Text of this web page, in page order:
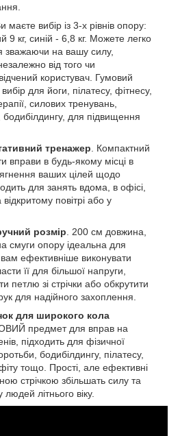
маєте вибір із 3-х рівнів опору:
9 кг, синій - 6,8 кг. Можете легко
зважаючи на вашу силу,
від того чи
користувач. Гумовий
для йоги, пілатесу, фітнесу,
силових тренувань,
бодибілдингу, для підвищення
тренажер . Компактний
вправи в будь-якому місці в
ваших цілей щодо
для занять вдома, в офісі,
повітрі або у
розмір . 200 см довжина,
смуги опору ідеальна для
ефективніше виконувати
її для більшої напруги,
петлю зі стрічки або обкрутити
для надійного захоплення.
для широкого кола
предмет для вправ на
підходить для фізичної
бодибілдингу, пілатесу,
тощо. Прості, але ефективні
стрічкою збільшать силу та
літнього віку.